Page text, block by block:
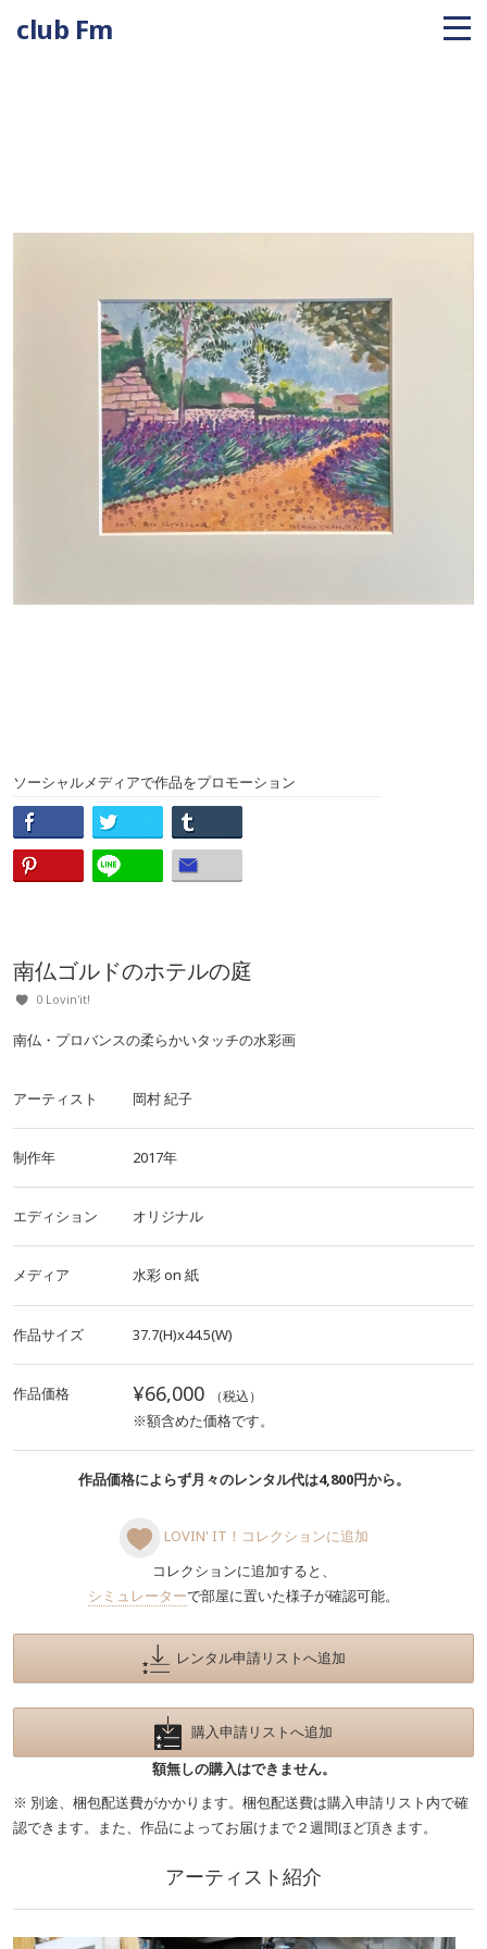
club Fm
ソーシャルメディアで作品をプロモーション
南仏ゴルドのホテルの庭
0 Lovin'it!
南仏・プロバンスの柔らかいタッチの水彩画
アーティスト 岡村 紀子
制作年 2017年
エディション オリジナル
メディア 水彩on 紙
作品サイズ 37.7(H)x44.5(W)
作品価格 ¥66,000 （税込）
※額含めた価格です。
作品価格によらず月々のレンタル代は4,800円から。
LOVIN' IT！コレクションに追加
コレクションに追加すると、
シミュレーターで部屋に置いた様子が確認可能。
レンタル申請リストへ追加
購入申請リストへ追加
額無しの購入はできません。
※ 別途、梱包配送費がかかります。梱包配送費は購入申請リスト内で確
認できます。また、作品によってお届けまで２週間ほど頂きます。
アーティスト紹介